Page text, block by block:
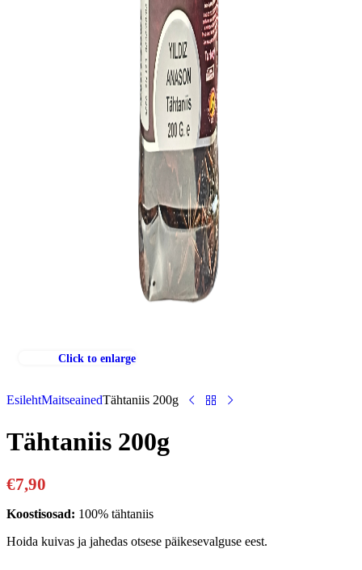
Click to enlarge
EsilehtMaitseainedTähtaniis 200g
Tähtaniis 200g
€7,90
Koostisosad: 100% tähtaniis
Hoida kuivas ja jahedas otsese päikesevalguse eest.